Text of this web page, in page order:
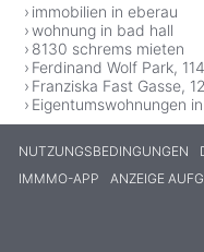
immobilien in eberau
wohnung in bad hall
8130 schrems mieten
Ferdinand Wolf Park,
Franziska Fast Gasse,
Eigentumswohnungen
NUTZUNGSBEDINGUNGEN
IMMMO-APP
ANZEIGE